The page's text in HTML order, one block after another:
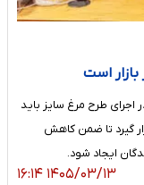
است
طرح مرغ سایز باید
گیرد تا ضمن کاهش
ایجاد شود.
۱۴۰۵/۰۳/۱۳ ۱۶:۱۴